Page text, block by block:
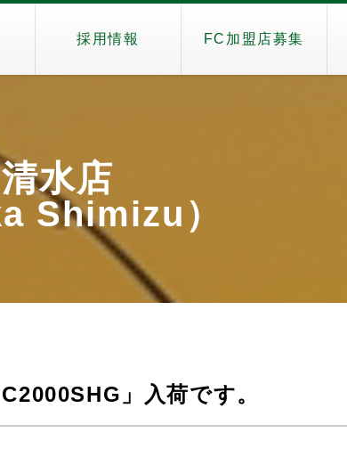
採用情報 FC加盟店募集
水店
Shimizu）
」入荷です。